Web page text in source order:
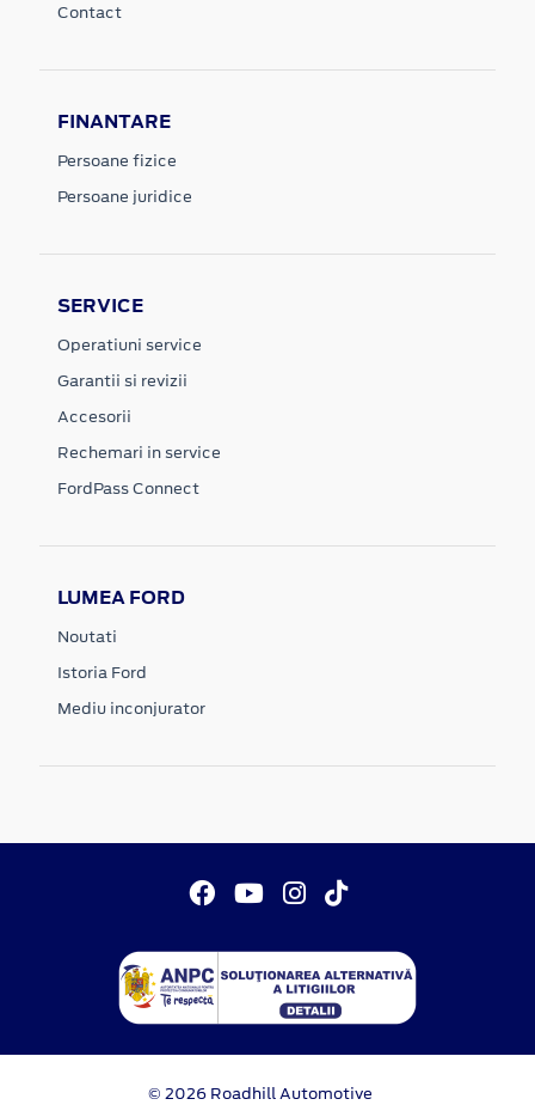
Contact
FINANTARE
Persoane fizice
Persoane juridice
SERVICE
Operatiuni service
Garantii si revizii
Accesorii
Rechemari in service
FordPass Connect
LUMEA FORD
Noutati
Istoria Ford
Mediu inconjurator
© 2026 Roadhill Automotive